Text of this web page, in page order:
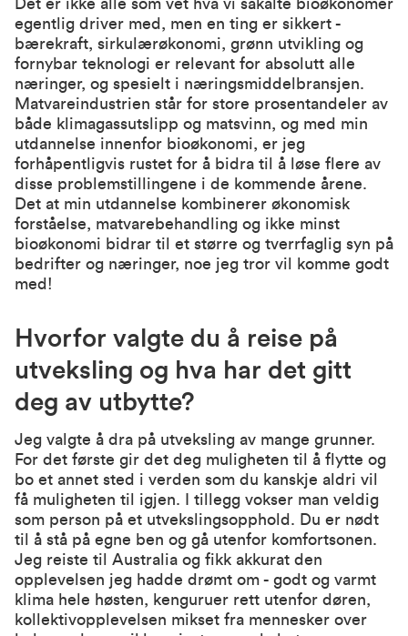
Det er ikke alle som vet hva vi såkalte bioøkonomer
egentlig driver med, men en ting er sikkert -
bærekraft, sirkulærøkonomi, grønn utvikling og
fornybar teknologi er relevant for absolutt alle
næringer, og spesielt i næringsmiddelbransjen.
Matvareindustrien står for store prosentandeler av
både klimagassutslipp og matsvinn, og med min
utdannelse innenfor bioøkonomi, er jeg
forhåpentligvis rustet for å bidra til å løse flere av
disse problemstillingene i de kommende årene.
Det at min utdannelse kombinerer økonomisk
forståelse, matvarebehandling og ikke minst
bioøkonomi bidrar til et større og tverrfaglig syn på
bedrifter og næringer, noe jeg tror vil komme godt
med!
Hvorfor valgte du å reise på
utveksling og hva har det gitt
deg av utbytte?
Jeg valgte å dra på utveksling av mange grunner.
For det første gir det deg muligheten til å flytte og
bo et annet sted i verden som du kanskje aldri vil
få muligheten til igjen. I tillegg vokser man veldig
som person på et utvekslingsopphold. Du er nødt
til å stå på egne ben og gå utenfor komfortsonen.
Jeg reiste til Australia og fikk akkurat den
opplevelsen jeg hadde drømt om - godt og varmt
klima hele høsten, kenguruer rett utenfor døren,
kollektivopplevelsen mikset fra mennesker over